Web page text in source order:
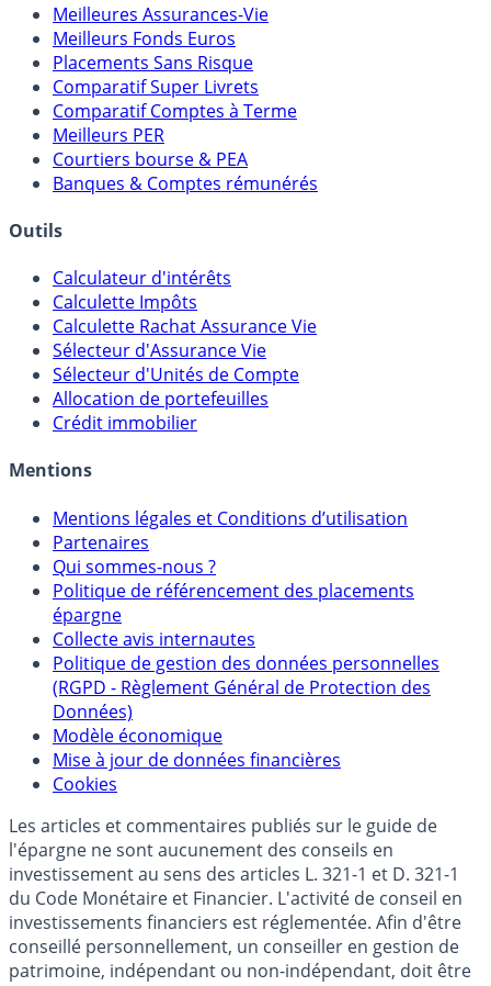
Meilleures Assurances-Vie
Meilleurs Fonds Euros
Placements Sans Risque
Comparatif Super Livrets
Comparatif Comptes à Terme
Meilleurs PER
Courtiers bourse & PEA
Banques & Comptes rémunérés
Outils
Calculateur d'intérêts
Calculette Impôts
Calculette Rachat Assurance Vie
Sélecteur d'Assurance Vie
Sélecteur d'Unités de Compte
Allocation de portefeuilles
Crédit immobilier
Mentions
Mentions légales et Conditions d’utilisation
Partenaires
Qui sommes-nous ?
Politique de référencement des placements
épargne
Collecte avis internautes
Politique de gestion des données personnelles
(RGPD - Règlement Général de Protection des
Données)
Modèle économique
Mise à jour de données financières
Cookies
Les articles et commentaires publiés sur le guide de
l'épargne ne sont aucunement des conseils en
investissement au sens des articles L. 321-1 et D. 321-1
du Code Monétaire et Financier. L'activité de conseil en
investissements financiers est réglementée. Afin d'être
conseillé personnellement, un conseiller en gestion de
patrimoine, indépendant ou non-indépendant, doit être